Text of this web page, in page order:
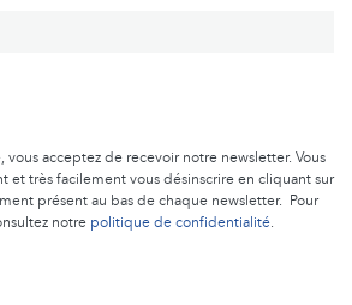
vous acceptez de recevoir notre newsletter. Vous
et très facilement vous désinscrire en cliquant sur
présent au bas de chaque newsletter. Pour
notre politique de confidentialité.